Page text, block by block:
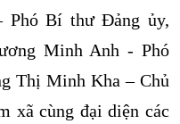
Phó Bí thư Đảng ủy,
Minh Anh - Phó
Thị Minh Kha – Chủ
xã cùng đại diện các